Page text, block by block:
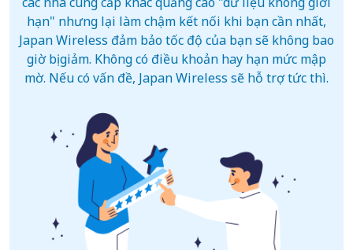
hạn" nhưng lại làm chậm kết nối khi bạn cần nhất,
Japan Wireless đảm bảo tốc độ của bạn sẽ không bao
giờ bị giảm. Không có điều khoản hay hạn mức mập
mờ. Nếu có vấn đề, Japan Wireless sẽ hỗ trợ tức thì.